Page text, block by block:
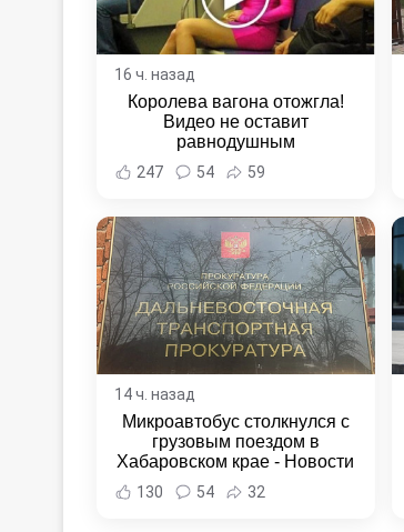
16 ч. назад
Королева вагона отожгла!
Видео не оставит
равнодушным
247 54 59
14 ч. назад
Микроавтобус столкнулся с
грузовым поездом в
Хабаровском крае - Новости
Хабаровска и Хабаровского
края
130 54 32